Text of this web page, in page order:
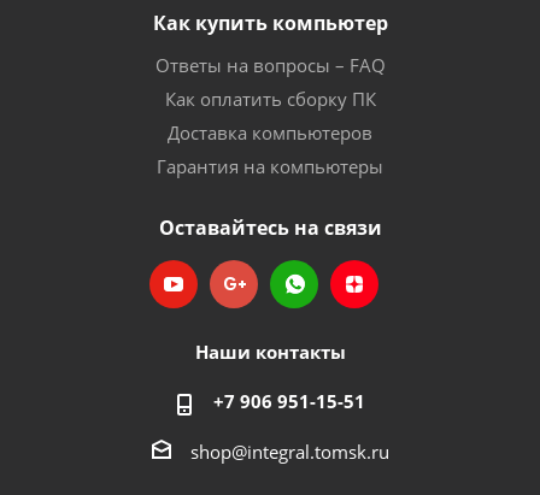
Как купить компьютер
Ответы на вопросы – FAQ
Как оплатить сборку ПК
Доставка компьютеров
Гарантия на компьютеры
Оставайтесь на связи
Наши контакты
+7 906 951-15-51
shop@integral.tomsk.ru